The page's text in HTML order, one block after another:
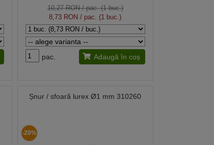
10,27 RON/ pac. (1 buc.)
8,73 RON / pac. (1 buc.)
pac. Adaugă în coș
Șnur / sfoară lurex Ø1 mm 310260
-20%